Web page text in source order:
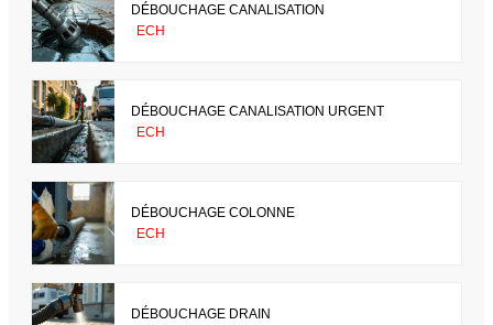
DÉBOUCHAGE CANALISATION
ECH
DÉBOUCHAGE CANALISATION URGENT
ECH
DÉBOUCHAGE COLONNE
ECH
DÉBOUCHAGE DRAIN